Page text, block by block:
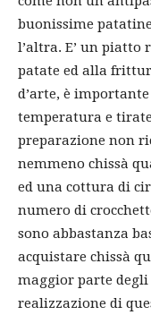
buonissime
l’altra. E’ un piatto
patate ed alla
d’arte, è
temperatura e
preparazione non
nemmeno chissà
ed una cottura di
numero di
sono abbastanza
acquistare chissà
maggior parte
realizzazione di